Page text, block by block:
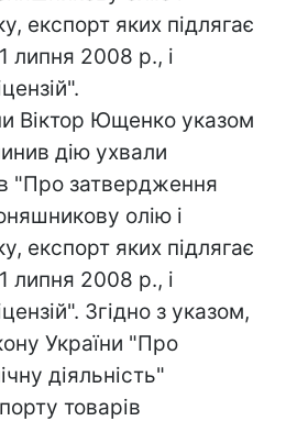
експорт яких підлягає
липня 2008 р., і
Віктор Ющенко указом
дію ухвали
"Про затвердження
олію і
експорт яких підлягає
липня 2008 р., і
Згідно з указом,
України "Про
діяльність"
товарів